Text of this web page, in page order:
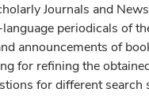
Journals and
periodicals of
announcements of
for refining the
for different search